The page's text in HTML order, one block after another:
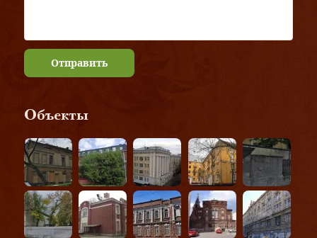
Отправить
Объекты